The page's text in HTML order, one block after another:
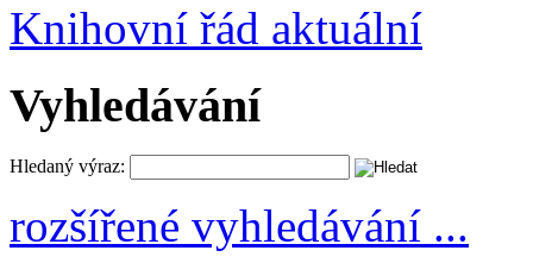
Knihovní řád aktuální
Vyhledávání
Hledaný výraz:
rozšířené vyhledávání ...